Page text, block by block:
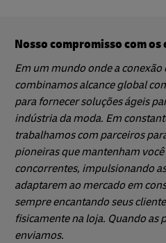
Nosso compromisso com os
Em um mundo onde a conexão
combinamos alcance global
para fornecer soluções ágeis
indústria da moda. Em
trabalhamos com parceiros
pioneiras que mantenham você
concorrentes, impulsionando
adaptarem ao mercado em
sempre encantando seus
fisicamente na loja. Quando as
enviamos.